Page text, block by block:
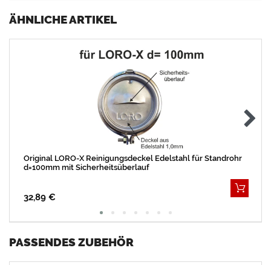
ÄHNLICHE ARTIKEL
Original LORO-X Reinigungsdeckel Edelstahl für Standrohr
d=100mm mit Sicherheitsüberlauf
32,89 €
PASSENDES ZUBEHÖR